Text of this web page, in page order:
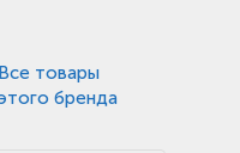
Все товары
бренда